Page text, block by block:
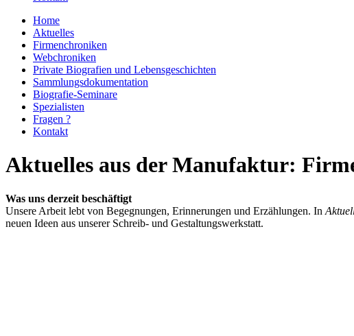
Home
Aktuelles
Firmenchroniken
Webchroniken
Private Biografien und Lebensgeschichten
Sammlungsdokumentation
Biografie-Seminare
Spezialisten
Fragen ?
Kontakt
Aktuelles aus der Manufaktur:
Was uns derzeit beschäftigt
Unsere Arbeit lebt von Begegnungen, Erinnerungen und Erzählungen. In
neuen Ideen aus unserer Schreib- und Gestaltungswerkstatt.